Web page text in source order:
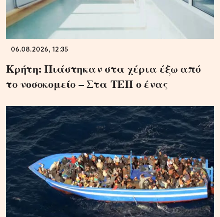
06.08.2026, 12:35
Κρήτη: Πιάστηκαν στα χέρια έξω από
το νοσοκομείο – Στα ΤΕΠ ο ένας